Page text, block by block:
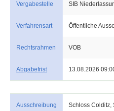
Vergabestelle SIB
Verfahrensart Öffentliche
Rechtsrahmen VOB
Abgabefrist 13.08.2026
Ausschreibung
Schloss Colditz,